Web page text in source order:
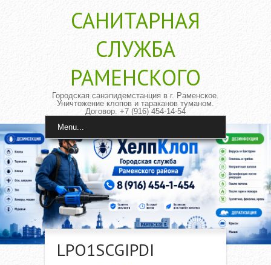
САНИТАРНАЯ
CЛУЖБА
РАМЕНСКОГО
Городская санэпидемстанция в г. Раменское.
Уничтожение клопов и тараканов туманом.
Договор. +7 (916) 454-14-54
Menu...
LPO1SCGIPDI